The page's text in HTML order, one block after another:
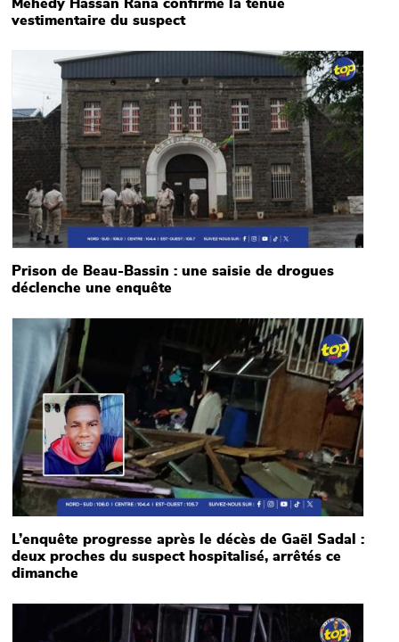
Mehedy Hassan Rana confirme la tenue
vestimentaire du suspect
Main picture
Prison de Beau-Bassin : une saisie de drogues
déclenche une enquête
Main picture
L’enquête progresse après le décès de Gaël Sadal :
deux proches du suspect hospitalisé, arrêtés ce
dimanche
Main picture